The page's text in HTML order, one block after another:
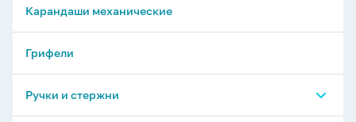
Карандаши ч/г ErichKrause
Карандаши ч/г Deli
Карандаши ч/г Maped
Карандаши механические
Грифели
Ручки и стержни